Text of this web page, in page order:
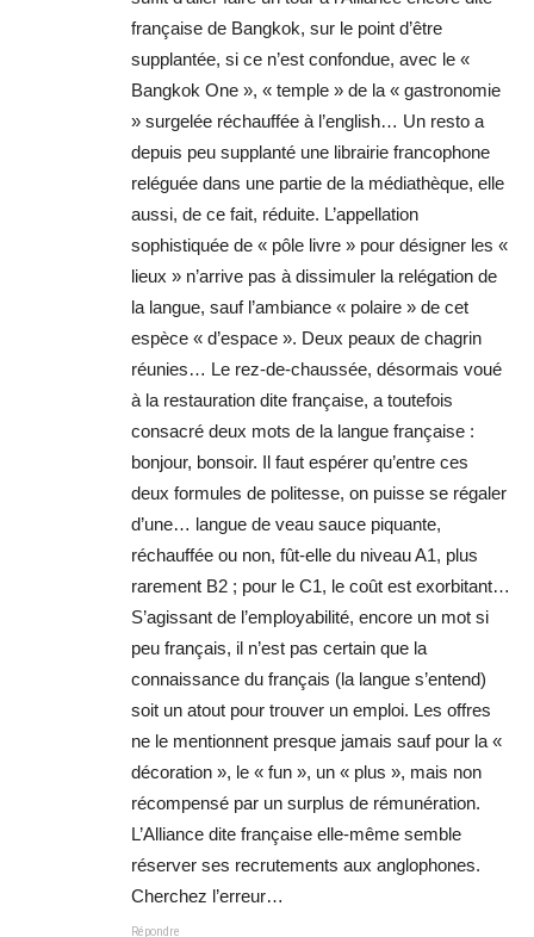
française de Bangkok, sur le point d’être
supplantée, si ce n’est confondue, avec le «
Bangkok One », « temple » de la « gastronomie
» surgelée réchauffée à l’english… Un resto a
depuis peu supplanté une librairie francophone
reléguée dans une partie de la médiathèque, elle
aussi, de ce fait, réduite. L’appellation
sophistiquée de « pôle livre » pour désigner les «
lieux » n’arrive pas à dissimuler la relégation de
la langue, sauf l’ambiance « polaire » de cet
espèce « d’espace ». Deux peaux de chagrin
réunies… Le rez-de-chaussée, désormais voué
à la restauration dite française, a toutefois
consacré deux mots de la langue française :
bonjour, bonsoir. Il faut espérer qu’entre ces
deux formules de politesse, on puisse se régaler
d’une… langue de veau sauce piquante,
réchauffée ou non, fût-elle du niveau A1, plus
rarement B2 ; pour le C1, le coût est exorbitant…
S’agissant de l’employabilité, encore un mot si
peu français, il n’est pas certain que la
connaissance du français (la langue s’entend)
soit un atout pour trouver un emploi. Les offres
ne le mentionnent presque jamais sauf pour la «
décoration », le « fun », un « plus », mais non
récompensé par un surplus de rémunération.
L’Alliance dite française elle-même semble
réserver ses recrutements aux anglophones.
Cherchez l’erreur…
Répondre